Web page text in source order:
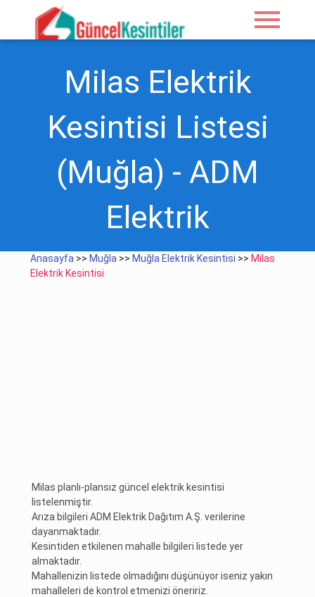
menu
Milas Elektrik
Kesintisi Listesi
(Muğla) - ADM
Elektrik
Anasayfa >> Muğla >> Muğla Elektrik Kesintisi >> Milas
Elektrik Kesintisi
Milas planlı-plansız güncel elektrik kesintisi
listelenmiştir.
Arıza bilgileri ADM Elektrik Dağıtım A.Ş. verilerine
dayanmaktadır.
Kesintiden etkilenen mahalle bilgileri listede yer
almaktadır.
Mahallenizin listede olmadığını düşünüyor iseniz yakın
mahalleleri de kontrol etmenizi öneririz.